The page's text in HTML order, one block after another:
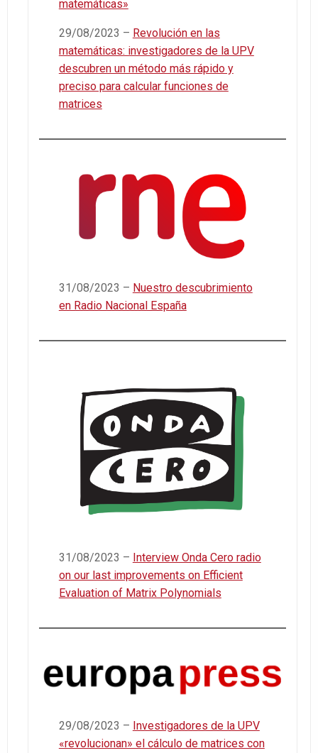
matemáticas»
29/08/2023 – Revolución en las
matemáticas: investigadores de la UPV
descubren un método más rápido y
preciso para calcular funciones de
matrices
31/08/2023 – Nuestro descubrimiento
en ​⁠Radio Nacional España
31/08/2023 – Interview Onda Cero radio
on our last improvements on Efficient
Evaluation of Matrix Polynomials
29/08/2023 – Investigadores de la UPV
«revolucionan» el cálculo de matrices con